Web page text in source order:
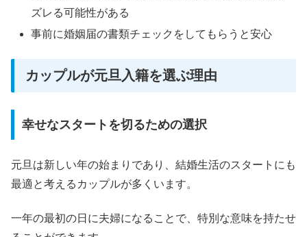
ズレる可能性がある
事前に婚姻届の書類チェックをしてもらうと安心
カップルが元旦入籍を選ぶ理由
幸せなスタートを切るための選択
元旦は新しい年の始まりであり、結婚生活のスタートにも
最適と考えるカップルが多くいます。
一年の最初の日に夫婦になることで、特別な意味を持たせ